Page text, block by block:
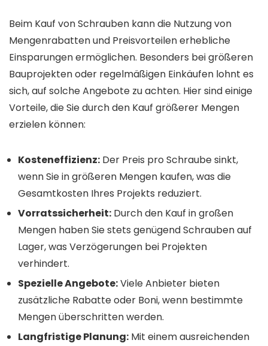
Beim Kauf von Schrauben kann die Nutzung von
Mengenrabatten und Preisvorteilen erhebliche
Einsparungen ermöglichen. Besonders bei größeren
Bauprojekten oder regelmäßigen Einkäufen lohnt es
sich, auf solche Angebote zu achten. Hier sind einige
Vorteile, die Sie durch den Kauf größerer Mengen
erzielen können:
Kosteneffizienz: Der Preis pro Schraube sinkt,
wenn Sie in größeren Mengen kaufen, was die
Gesamtkosten Ihres Projekts reduziert.
Vorratssicherheit: Durch den Kauf in großen
Mengen haben Sie stets genügend Schrauben auf
Lager, was Verzögerungen bei Projekten
verhindert.
Spezielle Angebote:Viele Anbieter bieten
zusätzliche Rabatte oder Boni, wenn bestimmte
Mengen überschritten werden.
Langfristige Planung: Mit einem ausreichenden